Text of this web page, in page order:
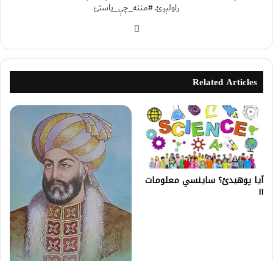
راولېږئ. #مننه_چې_یاستئ
Related Articles
آیا پوهیدئ؟ ساینسي معلومات
۱۱